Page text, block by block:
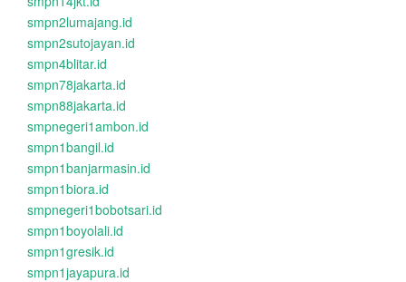
smpn2lumajang.id
smpn2sutojayan.id
smpn4blitar.id
smpn78jakarta.id
smpn88jakarta.id
smpnegeri1ambon.id
smpn1bangil.id
smpn1banjarmasin.id
smpn1biora.id
smpnegeri1bobotsari.id
smpn1boyolali.id
smpn1gresik.id
smpn1jayapura.id